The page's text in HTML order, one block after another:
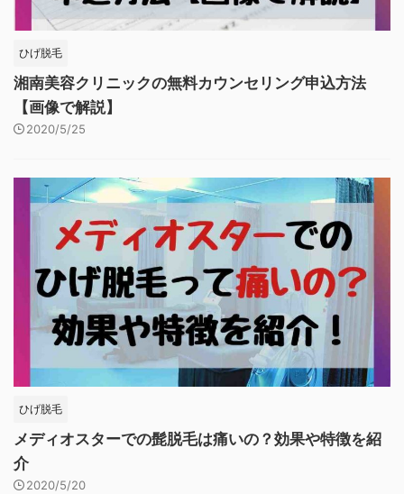
ひげ脱毛
湘南美容クリニックの無料カウンセリング申込方法
【画像で解説】
2020/5/25
ひげ脱毛
メディオスターでの髭脱毛は痛いの？効果や特徴を紹
介
2020/5/20